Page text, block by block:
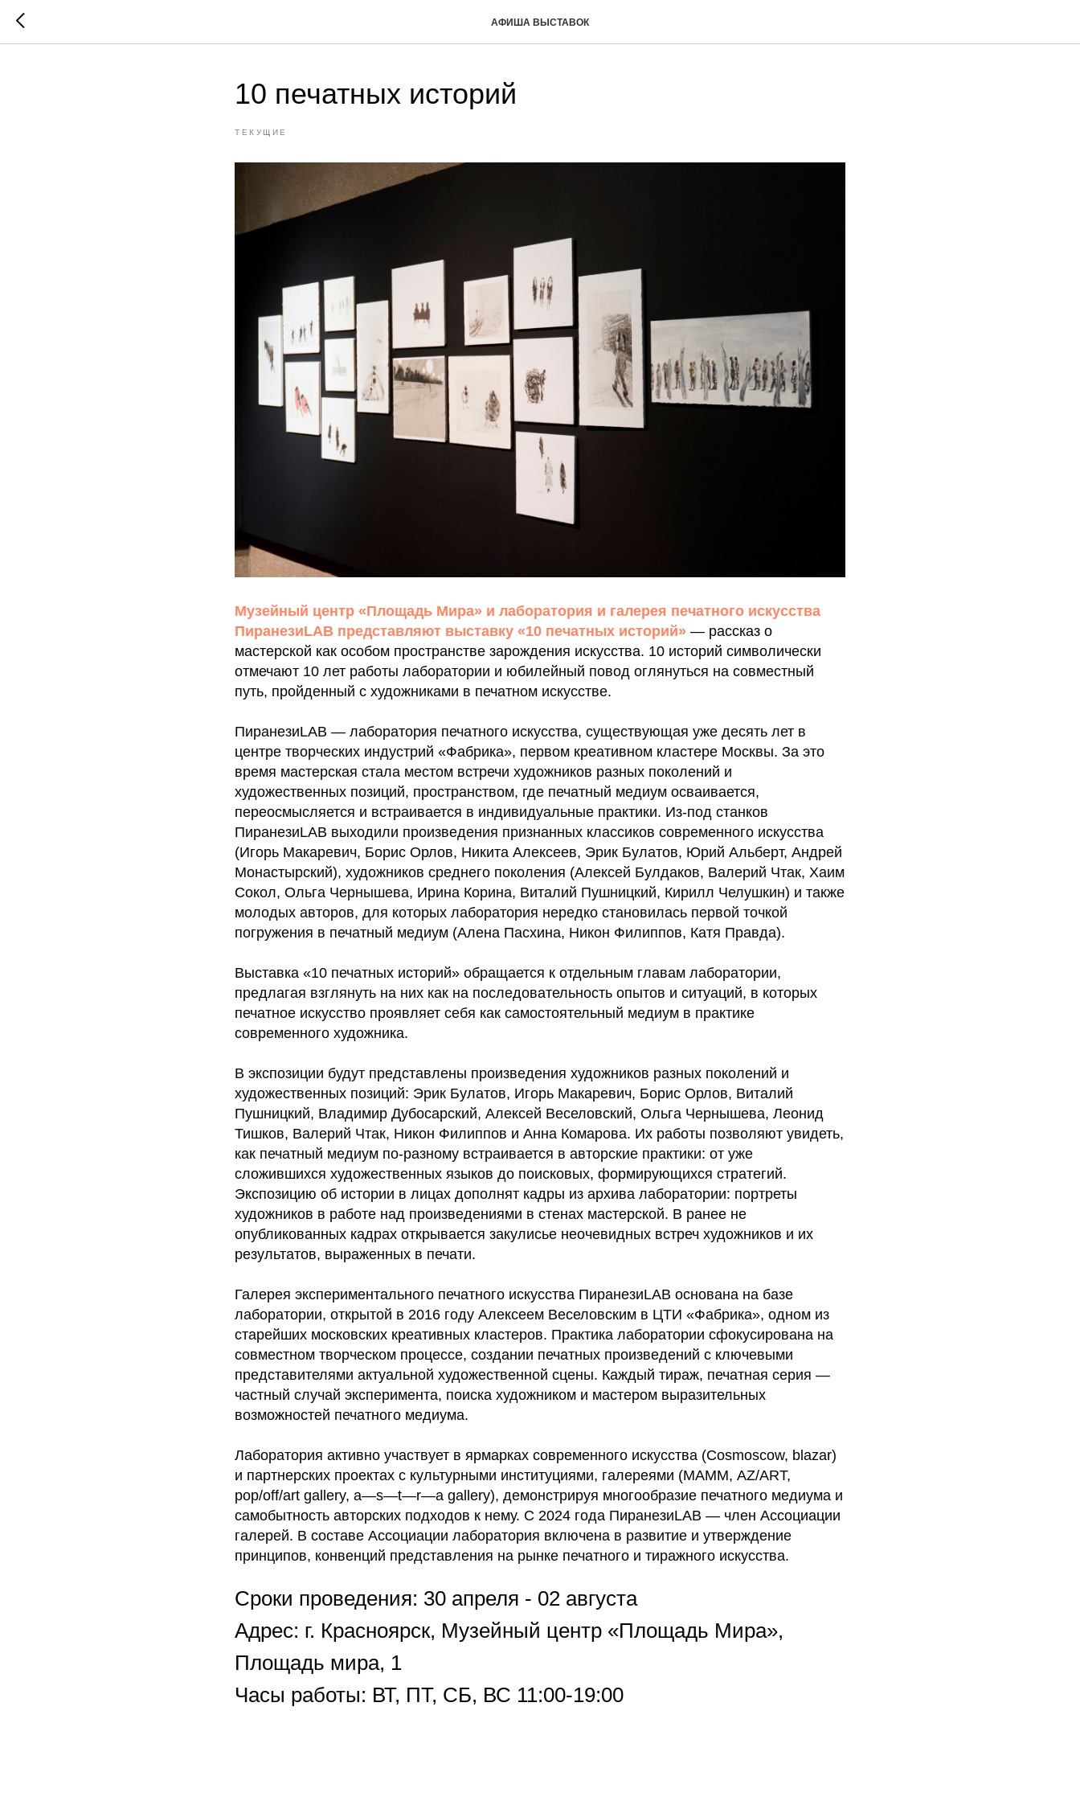
АФИША ВЫСТАВОК
10 печатных историй
ТЕКУЩИЕ
Музейный центр «Площадь Мира» и лаборатория и галерея печатного искусства
ПиранезиLAB представляют выставку «10 печатных историй» — рассказ о
мастерской как особом пространстве зарождения искусства. 10 историй символически
отмечают 10 лет работы лаборатории и юбилейный повод оглянуться на совместный
путь, пройденный с художниками в печатном искусстве.
ПиранезиLAB — лаборатория печатного искусства, существующая уже десять лет в
центре творческих индустрий «Фабрика», первом креативном кластере Москвы. За это
время мастерская стала местом встречи художников разных поколений и
художественных позиций, пространством, где печатный медиум осваивается,
переосмысляется и встраивается в индивидуальные практики. Из-под станков
ПиранезиLAB выходили произведения признанных классиков современного искусства
(Игорь Макаревич, Борис Орлов, Никита Алексеев, Эрик Булатов, Юрий Альберт, Андрей
Монастырский), художников среднего поколения (Алексей Булдаков, Валерий Чтак, Хаим
Сокол, Ольга Чернышева, Ирина Корина, Виталий Пушницкий, Кирилл Челушкин) и также
молодых авторов, для которых лаборатория нередко становилась первой точкой
погружения в печатный медиум (Алена Пасхина, Никон Филиппов, Катя Правда).
Выставка «10 печатных историй» обращается к отдельным главам лаборатории,
предлагая взглянуть на них как на последовательность опытов и ситуаций, в которых
печатное искусство проявляет себя как самостоятельный медиум в практике
современного художника.
В экспозиции будут представлены произведения художников разных поколений и
художественных позиций: Эрик Булатов, Игорь Макаревич, Борис Орлов, Виталий
Пушницкий, Владимир Дубосарский, Алексей Веселовский, Ольга Чернышева, Леонид
Тишков, Валерий Чтак, Никон Филиппов и Анна Комарова. Их работы позволяют увидеть,
как печатный медиум по-разному встраивается в авторские практики: от уже
сложившихся художественных языков до поисковых, формирующихся стратегий.
Экспозицию об истории в лицах дополнят кадры из архива лаборатории: портреты
художников в работе над произведениями в стенах мастерской. В ранее не
опубликованных кадрах открывается закулисье неочевидных встреч художников и их
результатов, выраженных в печати.
Галерея экспериментального печатного искусства ПиранезиLAB основана на базе
лаборатории, открытой в 2016 году Алексеем Веселовским в ЦТИ «Фабрика», одном из
старейших московских креативных кластеров. Практика лаборатории сфокусирована на
совместном творческом процессе, создании печатных произведений с ключевыми
представителями актуальной художественной сцены. Каждый тираж, печатная серия —
частный случай эксперимента, поиска художником и мастером выразительных
возможностей печатного медиума.
Лаборатория активно участвует в ярмарках современного искусства (Cоsmoscow, blazar)
и партнерских проектах с культурными институциями, галереями (МАММ, AZ/ART,
pop/off/art gallery, a—s—t—r—a gallery), демонстрируя многообразие печатного медиума и
самобытность авторских подходов к нему. С 2024 года ПиранезиLAB — член Ассоциации
галерей. В составе Ассоциации лаборатория включена в развитие и утверждение
принципов, конвенций представления на рынке печатного и тиражного искусства.
Сроки проведения: 30 апреля - 02 августа
Адрес: г. Красноярск, Музейный центр «Площадь Мира»,
Площадь мира, 1
Часы работы: ВТ, ПТ, СБ, ВС 11:00-19:00